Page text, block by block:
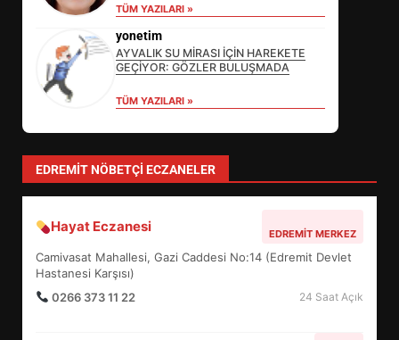
TÜM YAZILARI »
yonetim
AYVALIK SU MİRASI İÇİN HAREKETE
GEÇİYOR: GÖZLER BULUŞMADA
TÜM YAZILARI »
EDREMIT NÖBETÇI ECZANELER
Hayat Eczanesi EDREMIT MERKEZ
Camivasat Mahallesi, Gazi Caddesi No:14 (Edremit Devlet
Hastanesi Karşısı)
0266 373 11 22
24 Saat Açık
SÜRDÜRÜLEBİLİRLİKTE NE
DEĞİŞECEK?
4
5
BALIKESİR MÜZELERİNDE SÜRE
UZATILDI: NE DEĞİŞTİ?